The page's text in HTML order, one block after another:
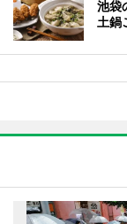
池袋
土鍋